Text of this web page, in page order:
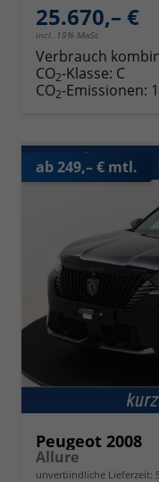
25.670,– €
incl. 19% MwSt.
Verbrauch
CO2-Klasse: C
CO2-Emissionen:
ab 249,– € mtl.
Peugeot 2008
Allure
unverbindliche Lieferzeit: